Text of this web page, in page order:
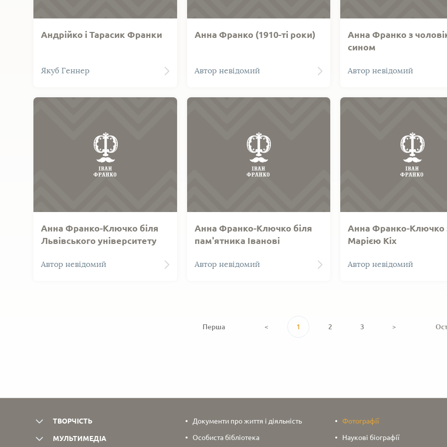
Андрійко і Тарасик Франки
Дитяча світлина старших синів
Івана Франка Андрійка (зліва) і
приблизно чотири, а Тарасикові
Геннера 1891-го року.
Якуб Геннер
Анна Франко (1910-ті роки)
донька Івана Франка. Фотографія
Дівчина одягнена у білу блузку та
Автор невідомий
Анна Франко з
сином
з чоловіком Петром
Автор невідомий
Анна Франко-Ключко біля
Львівського університету
Львівського університету. 1967 р.
Автор невідомий
Анна Франко-Ключко біля
пам'ятника Іванові
пам’ятника І. Франкові. 1967 р.
Автор невідомий
Анна Франко-Ключко
Марією Кіх
розмовляє з директором
Автор невідомий
Перша < 1 2 3 >
ТВОРЧІСТЬ
МУЛЬТИМЕДІА
Документи про життя і діяльність Фотографії
Особиста бібліотека Наукові біографії